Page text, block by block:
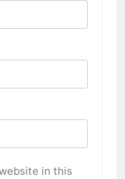
in this